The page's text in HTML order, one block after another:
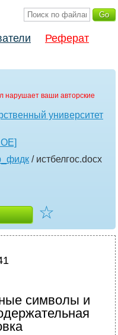
Реферат
нарушает ваши авторские
университет
/ истбелгос.docx
☆
символы и